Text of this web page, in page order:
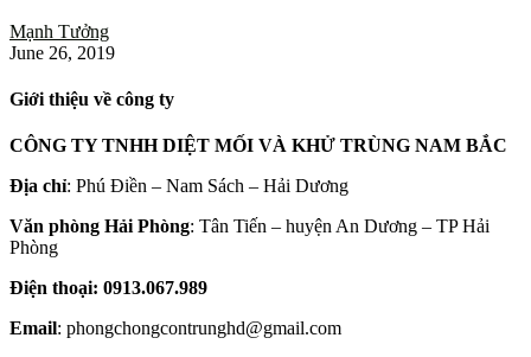
Mạnh Tưởng
June 26, 2019
Giới thiệu về công ty
CÔNG TY TNHH DIỆT MỐI VÀ KHỬ TRÙNG NAM BẮC
Địa chỉ: Phú Điền – Nam Sách – Hải Dương
Văn phòng Hải Phòng: Tân Tiến – huyện An Dương – TP Hải
Phòng
Điện thoại: 0913.067.989
Email: phongchongcontrunghd@gmail.com